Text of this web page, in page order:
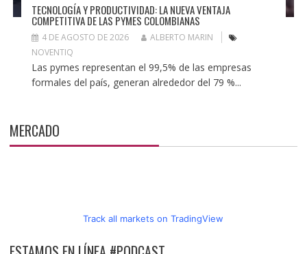
TECNOLOGÍA Y PRODUCTIVIDAD: LA NUEVA VENTAJA
COMPETITIVA DE LAS PYMES COLOMBIANAS
4 DE AGOSTO DE 2026
ALBERTO MARIN
NOVENTIQ
Las pymes representan el 99,5% de las empresas
formales del país, generan alrededor del 79 %...
MERCADO
Track all markets on TradingView